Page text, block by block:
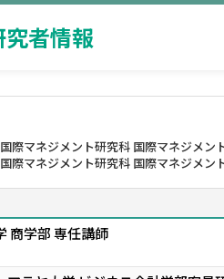
究者情報
際マネジメント研究科 国際マネジメン
際マネジメント研究科 国際マネジメン
商学部 専任講師